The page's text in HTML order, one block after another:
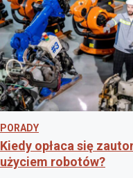
PORADY
Kiedy opłaca się
użyciem robotów?